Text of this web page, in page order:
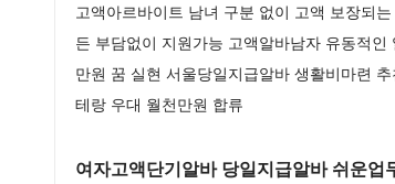
고액아르바이트 남녀 구분 없이 고액 보장되
든 부담없이 지원가능 고액알바남자 유동적
만원 꿈 실현 서울당일지급알바 생활비마련
테랑 우대 월천만원 합류
여자고액단기알바 당일지급알바 쉬운업